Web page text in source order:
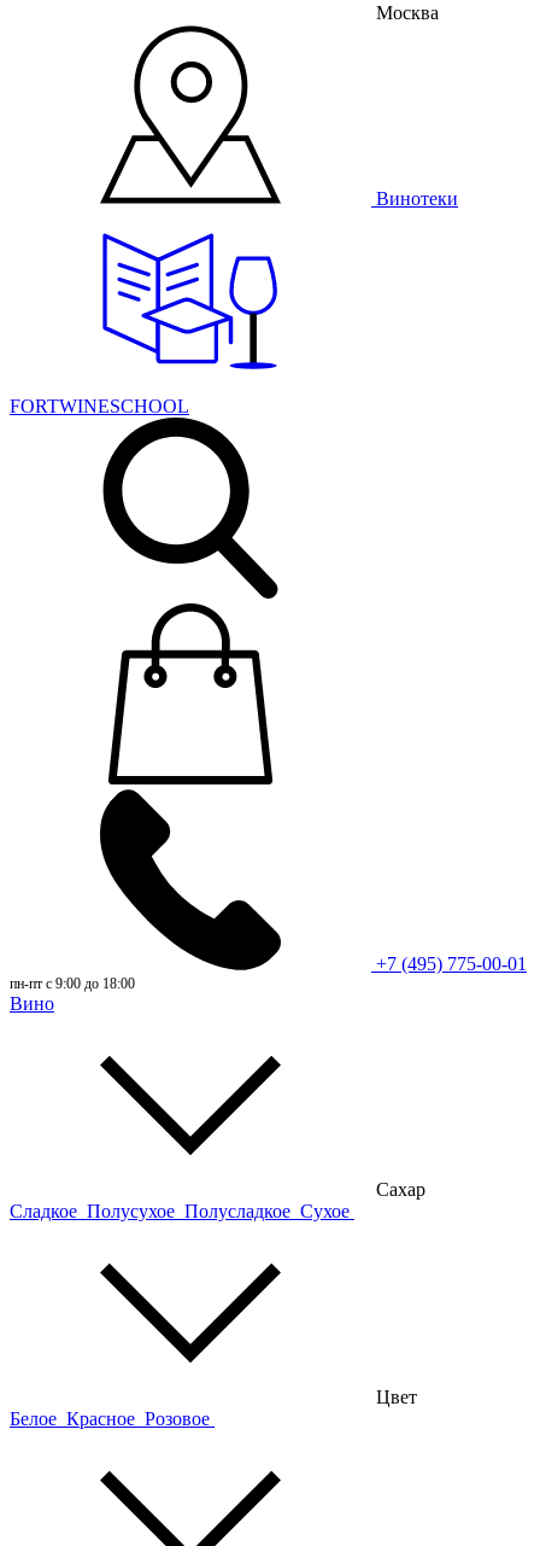
Москва
Винотеки
FORTWINESCHOOL
+7 (495) 775-00-01
пн-пт с 9:00 до 18:00
Вино
Сахар
Сладкое Полусухое Полусладкое Сухое
Цвет
Белое Красное Розовое